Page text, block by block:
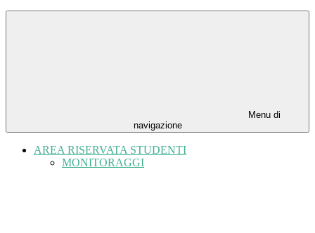
Menu di
navigazione
AREA RISERVATA STUDENTI
MONITORAGGI